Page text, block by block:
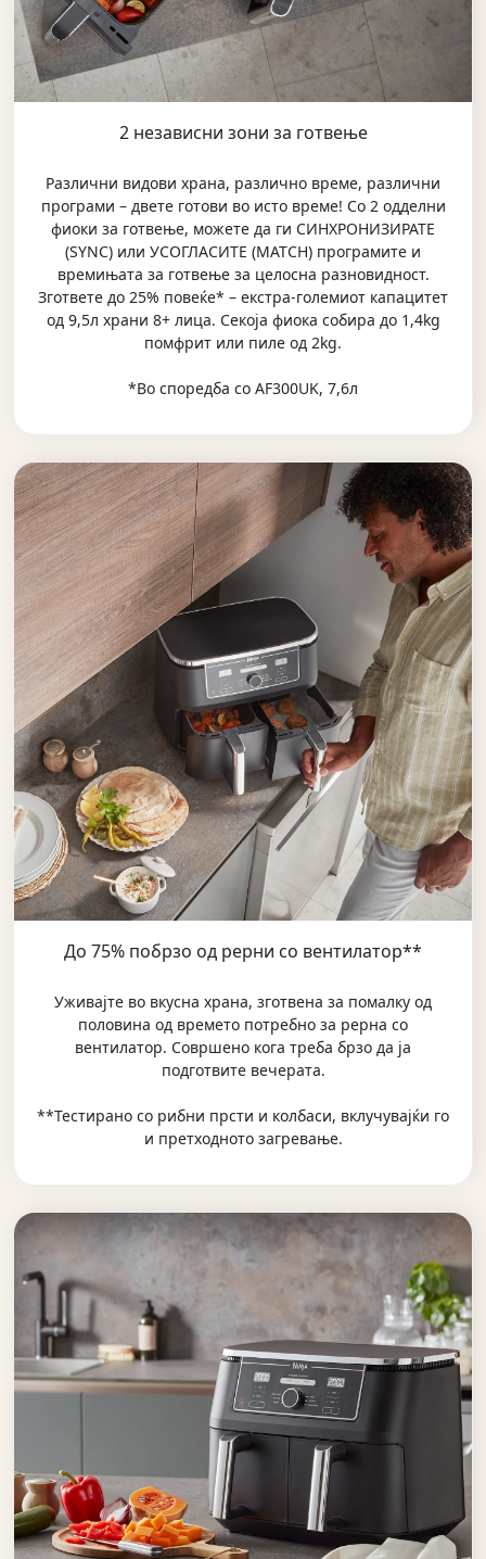
2 независни зони за готвење
Различни видови храна, различно време, различни
програми – двете готови во исто време! Со 2 одделни
фиоки за готвење, можете да ги СИНХРОНИЗИРАТЕ
(SYNC) или УСОГЛАСИТЕ (MATCH) програмите и
времињата за готвење за целосна разновидност.
Згответе до 25% повеќе* – екстра-големиот капацитет
од 9,5л храни 8+ лица. Секоја фиока собира до 1,4kg
помфрит или пиле од 2kg.
*Во споредба со AF300UK, 7,6л
До 75% побрзо од рерни со вентилатор**
Уживајте во вкусна храна, зготвена за помалку од
половина од времето потребно за рерна со
вентилатор. Совршено кога треба брзо да ја
подготвите вечерата.
**Тестирано со рибни прсти и колбаси, вклучувајќи го
и претходното загревање.